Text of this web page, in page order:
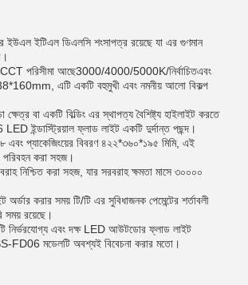
ইউএল ইটিএল ডিএলসি শংসাপত্র রয়েছে যা এর গুণমান
পরিসীমা আছে3000/4000/5000K/নির্বাচিতএবং
এটি একটি বহুমুখী এবং নমনীয় আলো বিকল্প
বা একটি বিল্ডিং এর স্থাপত্য বৈশিষ্ট্য হাইলাইট করতে
ইন্ডাস্ট্রিয়াল ফ্লাড লাইট একটি দুর্দান্ত পছন্দ।
এবং প্যাকেজিংয়ের বিবরণ ৪২২*৩৬০*১৯৫ মিমি, এই
পরিবহন করা সহজ।
নিশ্চিত করা সহজ, যার সরবরাহ ক্ষমতা মাসে ৩০০০০
করার সময় টি/টি এর সুবিধাজনক পেমেন্টের শর্তাবলী
সময় রয়েছে।
নির্ভরযোগ্য এবং দক্ষ LED আউটডোর ফ্লাড লাইট
FD06 মডেলটি অবশ্যই বিবেচনা করার মতো।